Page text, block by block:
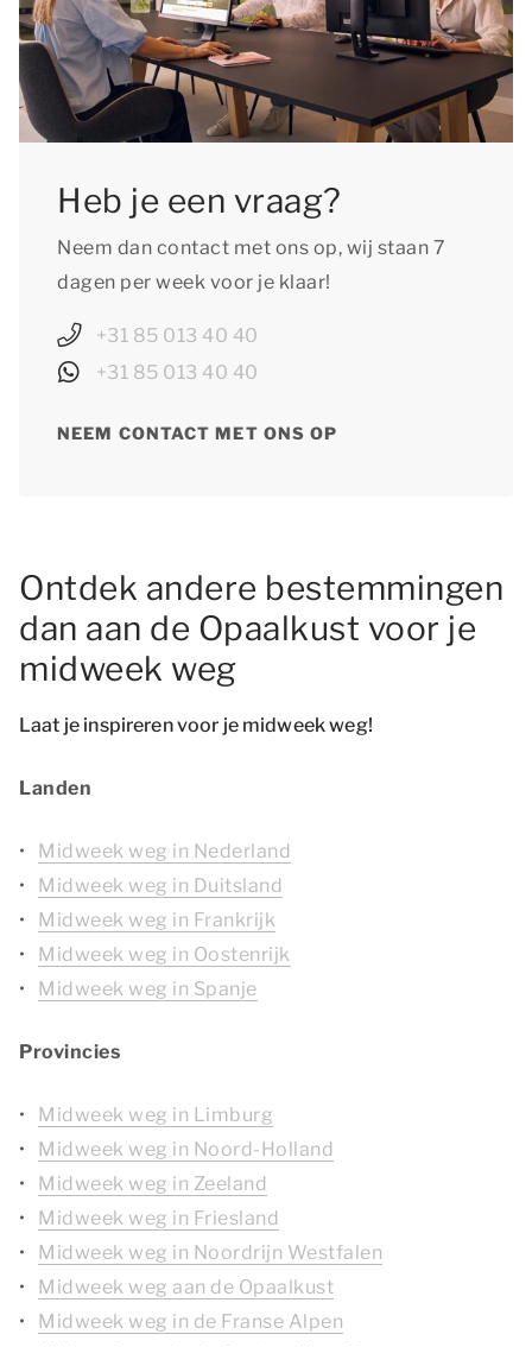
Heb je een vraag?
Neem dan contact met ons op, wij staan 7
dagen per week voor je klaar!
+31 85 013 40 40
+31 85 013 40 40
NEEM CONTACT MET ONS OP
Ontdek andere bestemmingen
dan aan de Opaalkust voor je
midweek weg
Laat je inspireren voor je midweek weg!
Landen
Midweek weg in Nederland
Midweek weg in Duitsland
Midweek weg in Frankrijk
Midweek weg in Oostenrijk
Midweek weg in Spanje
Provincies
Midweek weg in Limburg
Midweek weg in Noord-Holland
Midweek weg in Zeeland
Midweek weg in Friesland
Midweek weg in Noordrijn Westfalen
Midweek weg aan de Opaalkust
Midweek weg in de Franse Alpen